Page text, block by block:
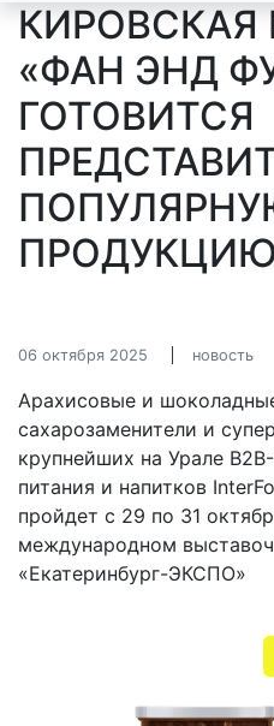
«ФАН ЭНД
ГОТОВИТСЯ
ПРОДУКЦИЮ
06 октября 2025 новость
Арахисовые и
сахарозаменители и
крупнейших на Урале
питания и напитков
пройдет с 29 по 31
международном
«Екатеринбург-ЭКСПО»